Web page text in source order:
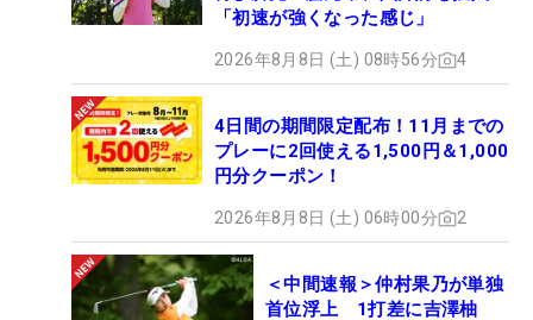
「初速が強くなった感じ」
2026年8月8日 (土) 08時56分 4
4日間の期間限定配布！11月までの
プレーに2回使える1,500円＆1,000
円分クーポン！
2026年8月8日 (土) 06時00分 2
＜中間速報＞仲村果乃が単独
首位浮上 1打差に吉澤柚